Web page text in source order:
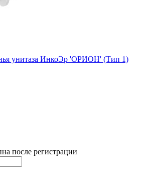
унитаза ИнкоЭр 'ОРИОН' (Тип 1)
после регистрации